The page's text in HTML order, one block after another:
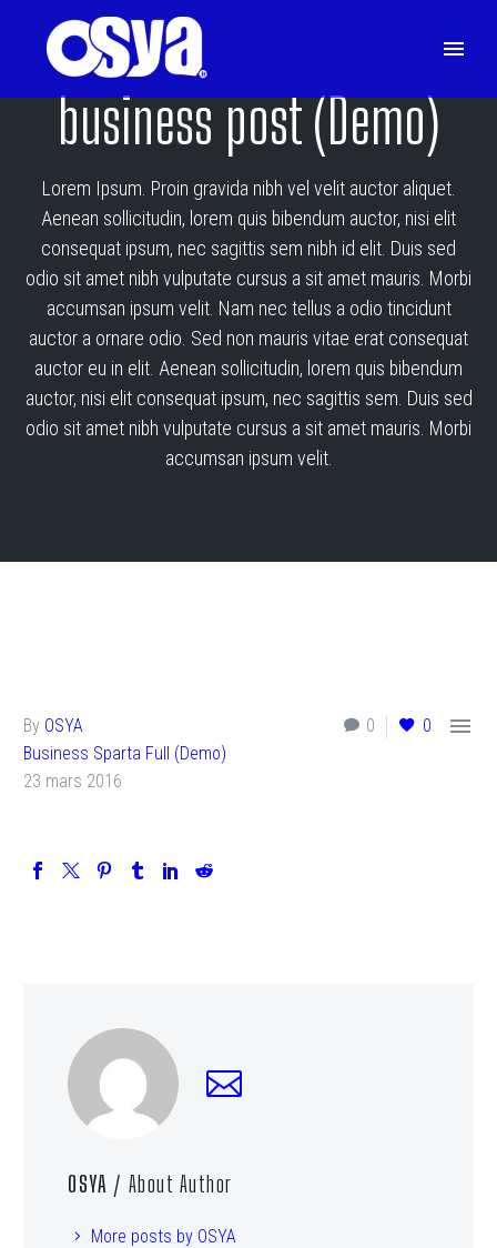
business post (Demo)
Lorem Ipsum. Proin gravida nibh vel velit auctor aliquet.
Aenean sollicitudin, lorem quis bibendum auctor, nisi elit
consequat ipsum, nec sagittis sem nibh id elit. Duis sed
odio sit amet nibh vulputate cursus a sit amet mauris. Morbi
accumsan ipsum velit. Nam nec tellus a odio tincidunt
auctor a ornare odio. Sed non mauris vitae erat consequat
auctor eu in elit. Aenean sollicitudin, lorem quis bibendum
auctor, nisi elit consequat ipsum, nec sagittis sem. Duis sed
odio sit amet nibh vulputate cursus a sit amet mauris. Morbi
accumsan ipsum velit.
0 0 
By OSYA
Business Sparta Full (Demo)
23 mars 2016
OSYA / About Author
More posts by OSYA